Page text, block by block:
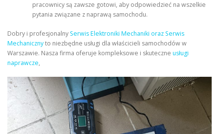
pracownicy są zawsze gotowi, aby odpowiedzieć na wszelkie
pytania związane z naprawą samochodu.
Dobry i profesjonalny Serwis Elektroniki Mechaniki oraz Serwis
Mechanicznyto niezbędne usługi dla właścicieli samochodów w
Warszawie. Nasza firma oferuje kompleksowe i skuteczne usługi
naprawcze,